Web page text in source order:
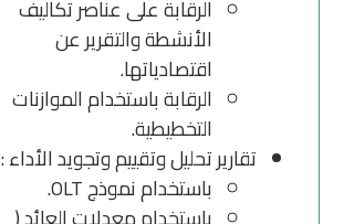
الرقابة على عناصر تكاليف
الأنشطة والتقرير عن
اقتصادياتها.
الرقابة باستخدام الموازنات
التخطيطية.
تقارير تحليل وتقييم وتجويد الأداء :
باستخدام نموذج OLT.